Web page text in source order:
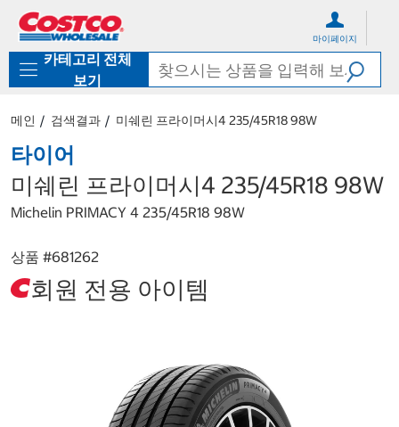
로
기
가
마이페이지
카테고리 전체
보기
메인 검색결과 미쉐린 프라이머시4 235/45R18 98W
타이어
미쉐린 프라이머시4 235/45R18 98W
Michelin PRIMACY 4 235/45R18 98W
상품 #681262
회원 전용 아이템